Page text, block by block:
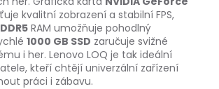
kvalitní zobrazení a stabilní FPS,
RAM umožňuje pohodlný
1000 GB SSD zaručuje svižné
i her. Lenovo LOQ je tak ideální
kteří chtějí univerzální zařízení
práci i zábavu.